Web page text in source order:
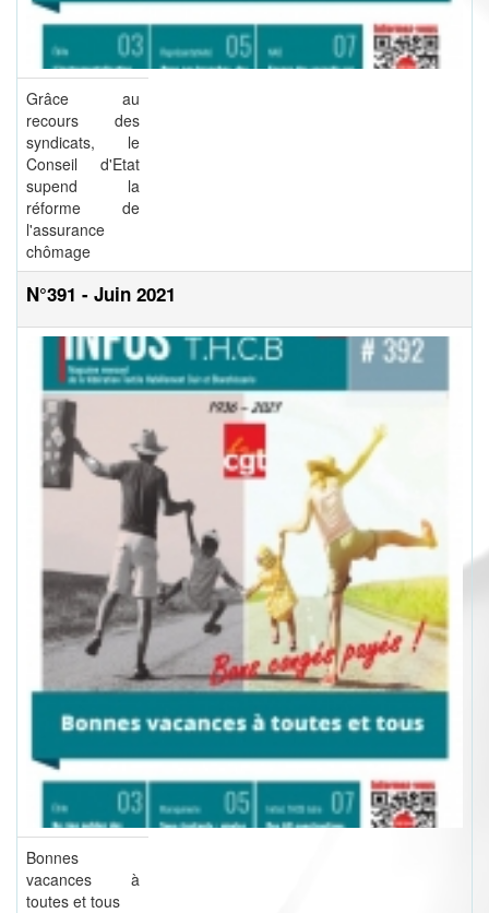
Grâce au
recours des
syndicats, le
Conseil d'Etat
supend la
réforme de
l'assurance
chômage
N°391 - Juin 2021
Bonnes
vacances à
toutes et tous